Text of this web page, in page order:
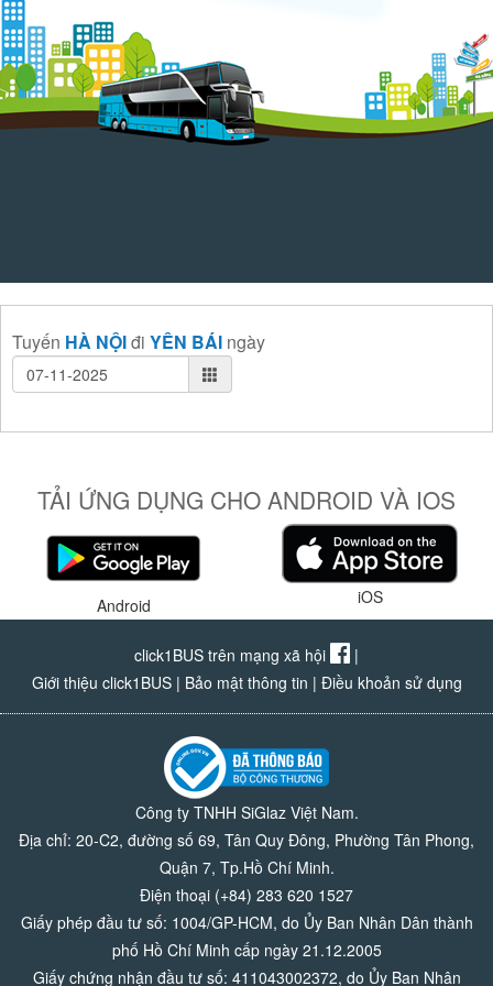
Tuyến HÀ NỘIđi YÊN BÁI ngày
TẢI ỨNG DỤNG CHO ANDROID VÀ IOS
Android iOS
click1BUS trên mạng xã hội
|
Giới thiệu click1BUS| Bảo mật thông tin | Điều khoản sử dụng
Công ty TNHH SiGlaz Việt Nam.
Địa chỉ: 20-C2, đường số 69, Tân Quy Đông, Phường Tân Phong,
Quận 7, Tp.Hồ Chí Minh.
Điện thoại (+84) 283 620 1527
Giấy phép đầu tư số: 1004/GP-HCM, do Ủy Ban Nhân Dân thành
phố Hồ Chí Minh cấp ngày 21.12.2005
Giấy chứng nhận đầu tư số: 411043002372, do Ủy Ban Nhân